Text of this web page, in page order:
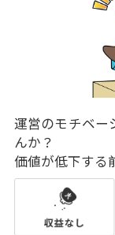
運営のモチベー
んか？
価値が低下する